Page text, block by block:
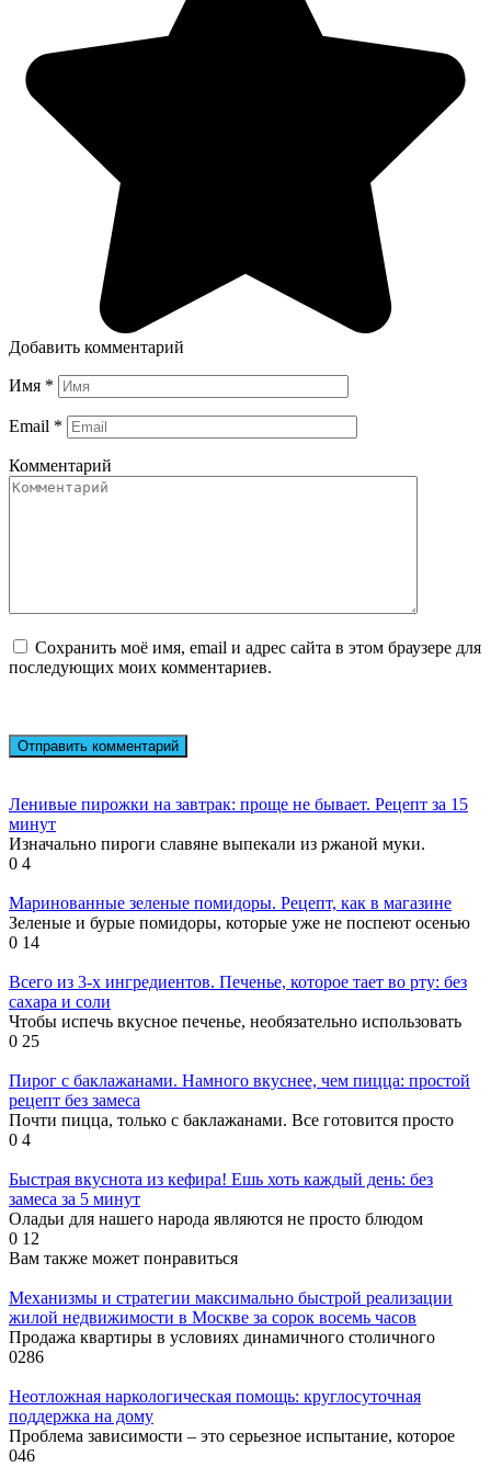
Добавить комментарий
Имя *
Email *
Комментарий
Сохранить моё имя, email и адрес сайта в этом браузере для
последующих моих комментариев.
Ленивые пирожки на завтрак: проще не бывает. Рецепт за 15
минут
Изначально пироги славяне выпекали из ржаной муки.
0 4
Маринованные зеленые помидоры. Рецепт, как в магазине
Зеленые и бурые помидоры, которые уже не поспеют осенью
0 14
Всего из 3-х ингредиентов. Печенье, которое тает во рту: без
сахара и соли
Чтобы испечь вкусное печенье, необязательно использовать
0 25
Пирог с баклажанами. Намного вкуснее, чем пицца: простой
рецепт без замеса
Почти пицца, только с баклажанами. Все готовится просто
0 4
Быстрая вкуснота из кефира! Ешь хоть каждый день: без
замеса за 5 минут
Оладьи для нашего народа являются не просто блюдом
0 12
Вам также может понравиться
Механизмы и стратегии максимально быстрой реализации
жилой недвижимости в Москве за сорок восемь часов
Продажа квартиры в условиях динамичного столичного
0286
Неотложная наркологическая помощь: круглосуточная
поддержка на дому
Проблема зависимости – это серьезное испытание, которое
046